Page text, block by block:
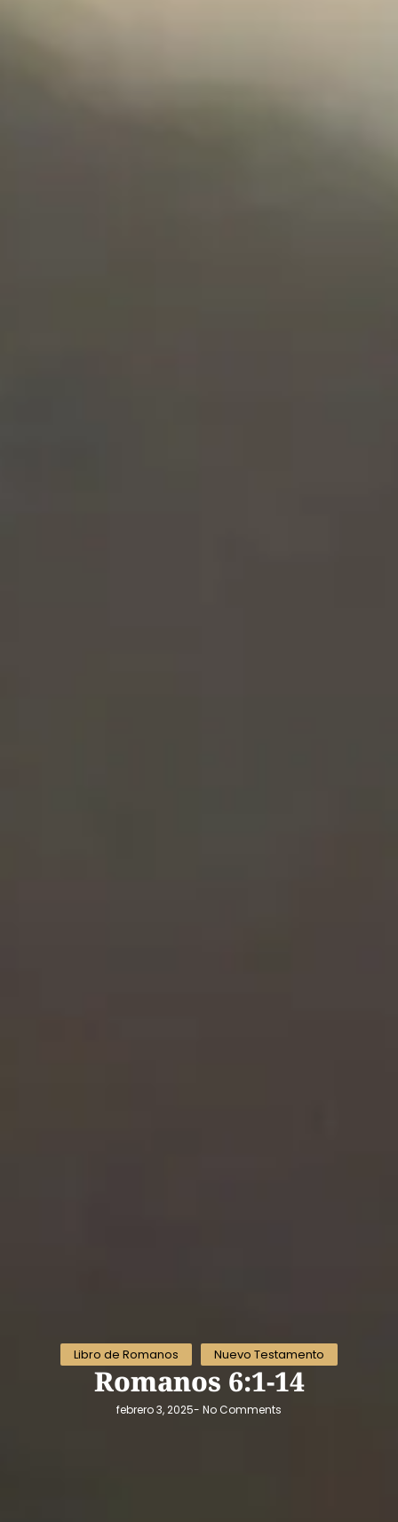
Libro de Romanos Nuevo Testamento
Romanos 6:1-14
febrero 3, 2025- No Comments